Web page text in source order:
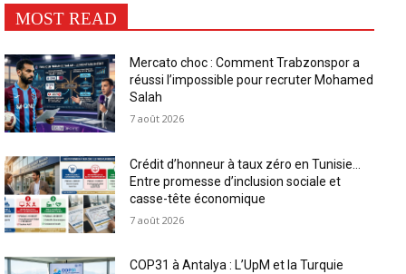
MOST READ
Mercato choc : Comment Trabzonspor a
réussi l’impossible pour recruter Mohamed
Salah
7 août 2026
Crédit d’honneur à taux zéro en Tunisie…
Entre promesse d’inclusion sociale et
casse-tête économique
7 août 2026
COP31 à Antalya : L’UpM et la Turquie